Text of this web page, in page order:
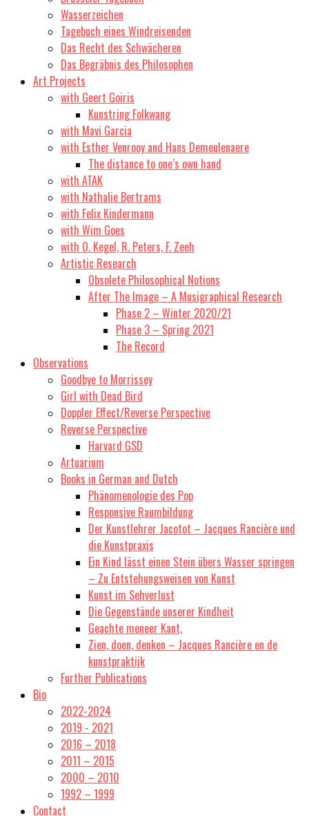
Wasserzeichen
Tagebuch eines Windreisenden
Das Recht des Schwächeren
Das Begräbnis des Philosophen
Art Projects
with Geert Goiris
Kunstring Folkwang
with Mavi Garcia
with Esther Venrooy and Hans Demeulenaere
The distance to one’s own hand
with ATAK
with Nathalie Bertrams
with Felix Kindermann
with Wim Goes
with O. Kegel, R. Peters, F. Zeeh
Artistic Research
Obsolete Philosophical Notions
After The Image – A Musigraphical Research
Phase 2 – Winter 2020/21
Phase 3 – Spring 2021
The Record
Observations
Goodbye to Morrissey
Girl with Dead Bird
Doppler Effect/Reverse Perspective
Reverse Perspective
Harvard GSD
Artuarium
Books in German and Dutch
Phänomenologie des Pop
Responsive Raumbildung
Der Kunstlehrer Jacotot – Jacques Rancière und
die Kunstpraxis
Ein Kind lässt einen Stein übers Wasser springen
– Zu Entstehungsweisen von Kunst
Kunst im Sehverlust
Die Gegenstände unserer Kindheit
Geachte meneer Kant,
Zien, doen, denken – Jacques Rancière en de
kunstpraktijk
Further Publications
Bio
2022-2024
2019 - 2021
2016 – 2018
2011 – 2015
2000 – 2010
1992 – 1999
Contact